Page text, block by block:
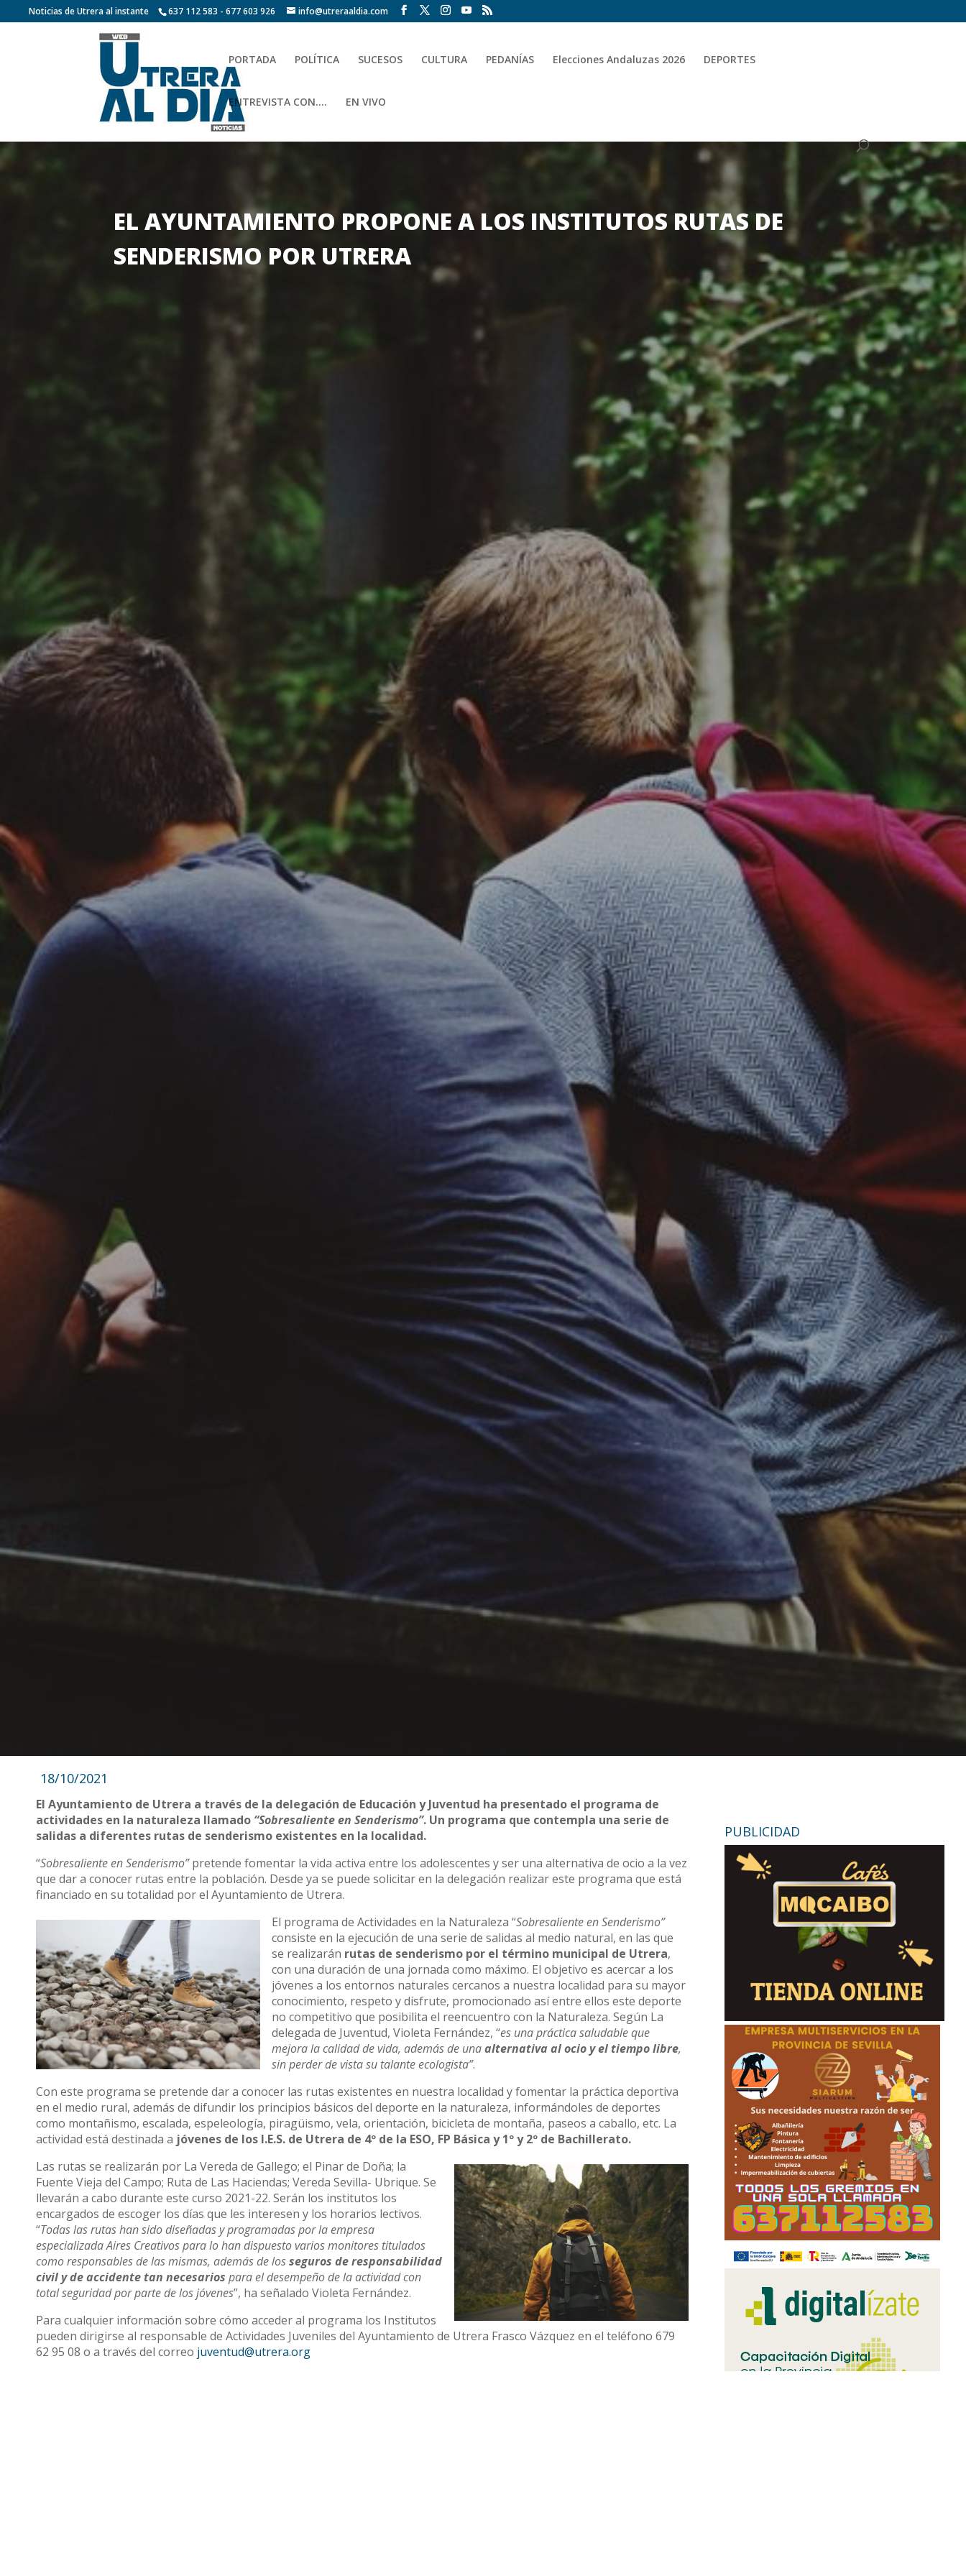
Noticias de Utrera al instante 637 112 583 - 677 603 926 info@utreraaldia.com
PORTADA POLÍTICA SUCESOS CULTURA PEDANÍAS Elecciones Andaluzas 2026 DEPORTES
ENTREVISTA CON…. EN VIVO
EL AYUNTAMIENTO PROPONE A LOS INSTITUTOS RUTAS DE
SENDERISMO POR UTRERA
18/10/2021
El Ayuntamiento de Utrera a través de la delegación de Educación y Juventud ha presentado el programa de
actividades en la naturaleza llamado “Sobresaliente en Senderismo”. Un programa que contempla una serie de
salidas a diferentes rutas de senderismo existentes en la localidad.
“Sobresaliente en Senderismo”pretende fomentar la vida activa entre los adolescentes y ser una alternativa de ocio a la vez
que dar a conocer rutas entre la población. Desde ya se puede solicitar en la delegación realizar este programa que está
financiado en su totalidad por el Ayuntamiento de Utrera.
El programa de Actividades en la Naturaleza “Sobresaliente en Senderismo”
consiste en la ejecución de una serie de salidas al medio natural, en las que
se realizarán rutas de senderismo por el término municipal de Utrera,
con una duración de una jornada como máximo. El objetivo es acercar a los
jóvenes a los entornos naturales cercanos a nuestra localidad para su mayor
conocimiento, respeto y disfrute, promocionado así entre ellos este deporte
no competitivo que posibilita el reencuentro con la Naturaleza. Según La
delegada de Juventud, Violeta Fernández, “es una práctica saludable que
mejora la calidad de vida, además de unaalternativa al ocio y el tiempo libre,
sin perder de vista su talante ecologista”.
Con este programa se pretende dar a conocer las rutas existentes en nuestra localidad y fomentar la práctica deportiva
en el medio rural, además de difundir los principios básicos del deporte en la naturaleza, informándoles de deportes
como montañismo, escalada, espeleología, piragüismo, vela, orientación, bicicleta de montaña, paseos a caballo, etc. La
actividad está destinada a jóvenes de los I.E.S. de Utrera de 4º de la ESO, FP Básica y 1º y 2º de Bachillerato.
Las rutas se realizarán por La Vereda de Gallego; el Pinar de Doña; la
Fuente Vieja del Campo; Ruta de Las Haciendas; Vereda Sevilla- Ubrique. Se
llevarán a cabo durante este curso 2021-22. Serán los institutos los
encargados de escoger los días que les interesen y los horarios lectivos.
“Todas las rutas han sido diseñadas y programadas por la empresa
especializada Aires Creativos para lo han dispuesto varios monitores titulados
como responsables de las mismas, además de losseguros de responsabilidad
civil y de accidente tan necesarios para el desempeño de la actividad con
total seguridad por parte de los jóvenes”, ha señalado Violeta Fernández.
Para cualquier información sobre cómo acceder al programa los Institutos
pueden dirigirse al responsable de Actividades Juveniles del Ayuntamiento de Utrera Frasco Vázquez en el teléfono 679
62 95 08 o a través del correo juventud@utrera.org
PUBLICIDAD